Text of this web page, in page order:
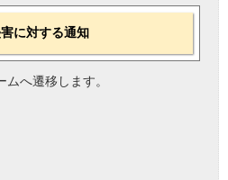
に対する通知
ムへ遷移します。